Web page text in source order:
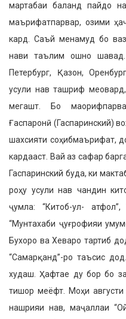
мартабаи баланд пай­до
маърифатпарвар, озими
кард. Саъй менамуд бо
нави таълим ошно
Петербург, Қазон,
усули нав ташриф
мегашт. Бо
Ғаспаронӣ (Гаспаринский)
шахсияти соҳибмаърифат,
кардааст. Вай аз сафар
Гас­паринский буда, ки
роҳу усули нав чандин
ҷумла: “Китоб-ул- атфол”,
“Мунтахаби ҷуғрофияи
Бухо­ро ва Хеваро тартиб
“Самарқанд”-ро таъсис
худаш. Ҳафтае ду бор бо
тишор меёфт. Моҳи
нашрияи нав, маҷаллаи